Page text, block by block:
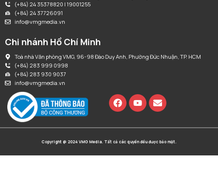
(+84) 24 35378820 | 19001255
(+84) 24 37726091
info@vmgmedia.vn
Chi nhánh Hồ Chí Minh
Toà nhà Văn phòng VMG, 96-98 Đào Duy Anh, Phường Đức Nhuận, TP. HCM
(+84) 283 999 0998
(+84) 283 930 9037
info@vmgmedia.vn
Copyright @ 2024 VMG Media. Tất cả các quyền đều được bảo mật.